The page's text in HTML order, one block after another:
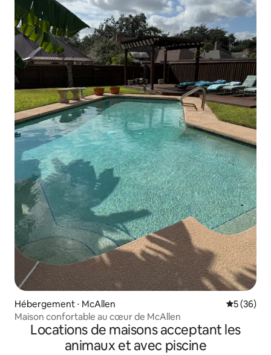
Hébergement ⋅ McAllen
5 (36)
Maison confortable au cœur de McAllen
Locations de maisons acceptant les
animaux et avec piscine